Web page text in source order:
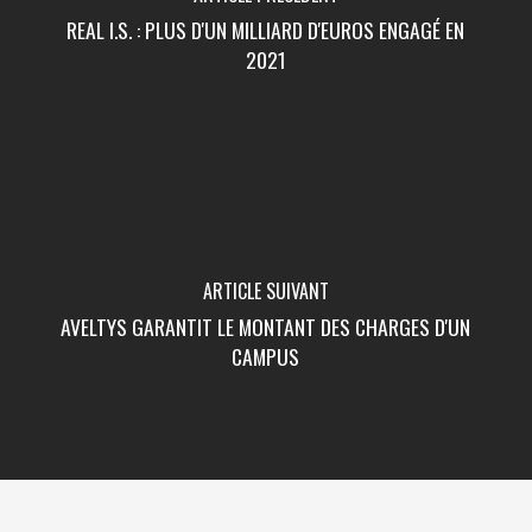
REAL I.S. : PLUS D'UN MILLIARD D'EUROS ENGAGÉ EN
2021
ARTICLE SUIVANT
AVELTYS GARANTIT LE MONTANT DES CHARGES D'UN
CAMPUS